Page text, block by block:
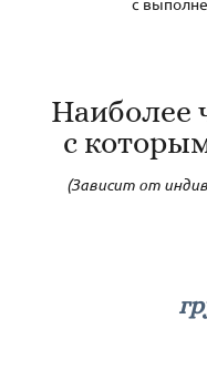
Наиболее
с
(Зависит от